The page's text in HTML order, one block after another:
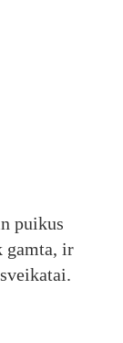
puikus
gamta, ir